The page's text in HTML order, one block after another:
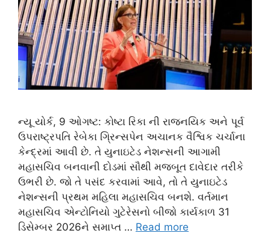
ન્યૂ યોર્ક, 9 ઓગષ્ટ: કોષ્ટા રિકા ની રાજનયિક અને પૂર્વ
ઉપરાષ્ટ્રપતિ રેબેકા ગ્રિન્સપેન અચાનક વૈશ્વિક ચર્ચાના
કેન્દ્રમાં આવી છે. તે યુનાઇટેડ નેશન્સની આગામી
મહાસચિવ બનવાની દોડમાં સૌથી મજબૂત દાવેદાર તરીકે
ઉભરી છે. જો તે પસંદ કરવામાં આવે, તો તે યુનાઇટેડ
નેશન્સની પ્રથમ મહિલા મહાસચિવ બનશે. વર્તમાન
મહાસચિવ એન્ટોનિયો ગુટેરેસનો બીજો કાર્યકાળ 31
ડિસેમ્બર 2026ને સમાપ્ત … Read more